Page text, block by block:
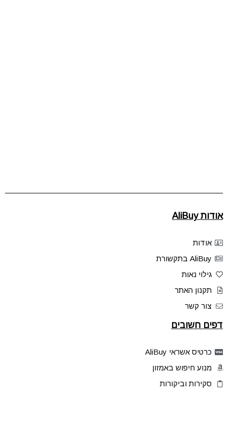
אודות AliBuy
אודות
AliBuy בתקשורת
גילוי נאות
תקנון האתר
צור קשר
דפים חשובים
כרטיס אשראי AliBuy
מנוע חיפוש באמזון
סקירות וביקורות